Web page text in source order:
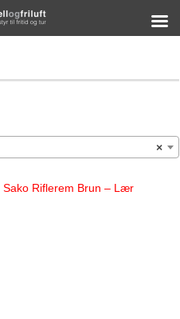
×
Sako Riflerem Brun – Lær